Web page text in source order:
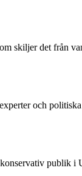
skiljer det från
och
publik i